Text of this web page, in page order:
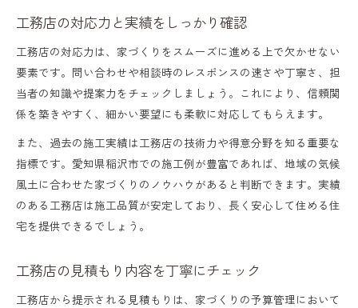
工務店の対応力と実績をしっかり確認
工務店の対応力は、家づくりをスムーズに進める上で欠かせない
要素です。問い合わせや相談時のレスポンスの速さや丁寧さ、担
当者の知識や提案力をチェックしましょう。これにより、信頼関
係を築きやすく、細かい要望にも柔軟に対応してもらえます。
また、過去の施工実績は工務店の技術力や得意分野を知る重要な
指標です。愛知県稲沢市での施工例が豊富であれば、地域の気候
風土に合わせた家づくりのノウハウがあると判断できます。実績
のある工務店は施工品質が安定しており、長く安心して住める住
宅を提供できるでしょう。
工務店の見積もり内容を丁寧にチェック
工務店から提示される見積もりは、家づくりの予算管理において